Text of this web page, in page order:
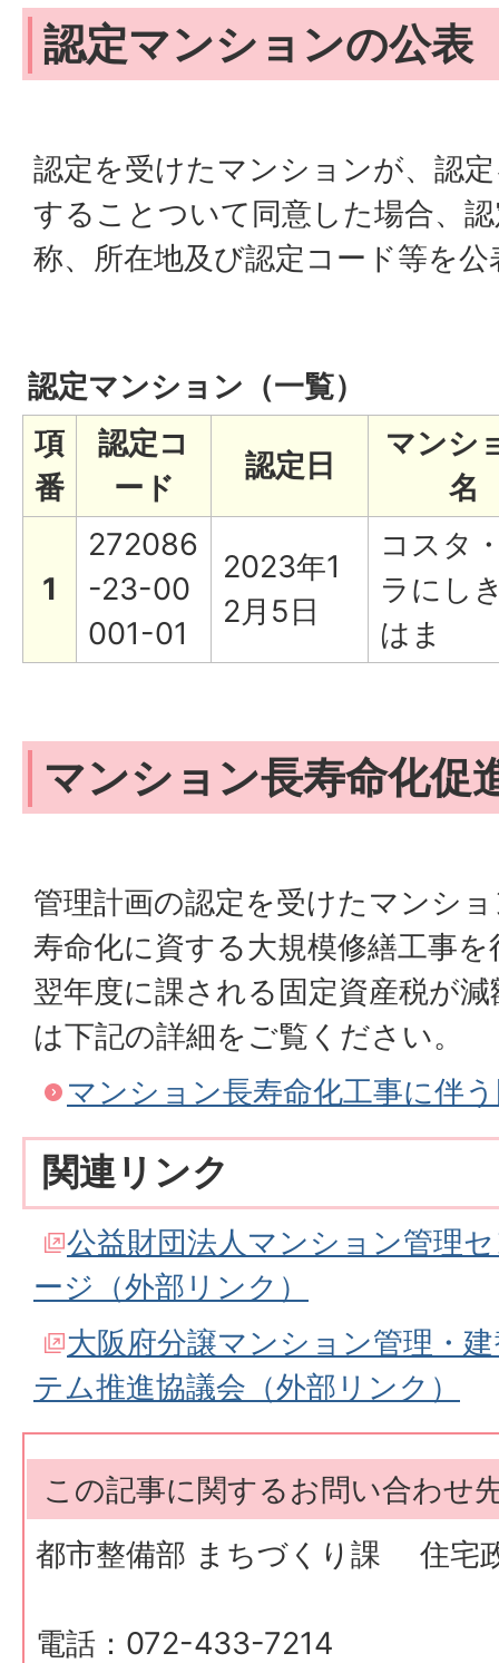
認定マンションの公表
認定を受けたマンションが、認
することついて同意した場合、
称、所在地及び認定コード等を
認定マンション（一覧）
項
番
認定コ
ード
認定日
マンシ
名
1
272086
-23-00
001-01
2023年1
2月5日
コスタ
ラにし
はま
マンション長寿命化促
管理計画の認定を受けたマンシ
寿命化に資する大規模修繕工事
翌年度に課される固定資産税が
は下記の詳細をご覧ください。
マンション長寿命化工事に伴
関連リンク
公益財団法人マンション管理
ージ（外部リンク）
大阪府分譲マンション管理・
テム推進協議会（外部リンク）
この記事に関するお問い合わせ
都市整備部 まちづくり課 住宅
電話：072-433-7214